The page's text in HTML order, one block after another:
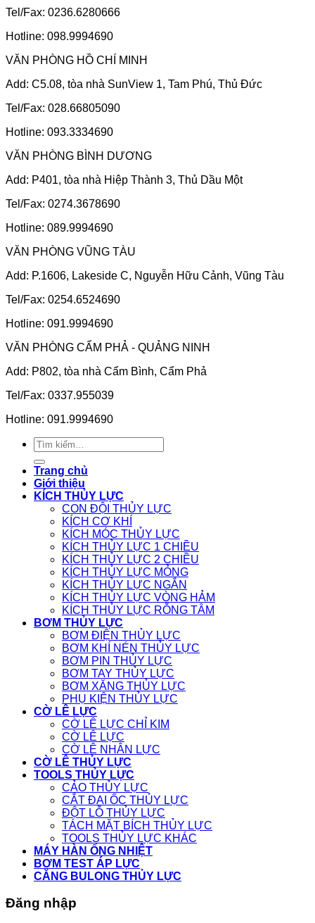
Tel/Fax: 0236.6280666
Hotline: 098.9994690
VĂN PHÒNG HỒ CHÍ MINH
Add: C5.08, tòa nhà SunView 1, Tam Phú, Thủ Đức
Tel/Fax: 028.66805090
Hotline: 093.3334690
VĂN PHÒNG BÌNH DƯƠNG
Add: P401, tòa nhà Hiệp Thành 3, Thủ Dầu Một
Tel/Fax: 0274.3678690
Hotline: 089.9994690
VĂN PHÒNG VŨNG TÀU
Add: P.1606, Lakeside C, Nguyễn Hữu Cảnh, Vũng Tàu
Tel/Fax: 0254.6524690
Hotline: 091.9994690
VĂN PHÒNG CẨM PHẢ - QUẢNG NINH
Add: P802, tòa nhà Cẩm Bình, Cẩm Phả
Tel/Fax: 0337.955039
Hotline: 091.9994690
Tìm
kiếm:
Trang chủ
Giới thiệu
KÍCH THỦY LỰC
CON ĐỘI THỦY LỰC
KÍCH CƠ KHÍ
KÍCH MÓC THỦY LỰC
KÍCH THỦY LỰC 1 CHIỀU
KÍCH THỦY LỰC 2 CHIỀU
KÍCH THỦY LỰC MỎNG
KÍCH THỦY LỰC NGẮN
KÍCH THỦY LỰC VÒNG HẢM
KÍCH THỦY LỰC RỖNG TÂM
BƠM THỦY LỰC
BƠM ĐIỆN THỦY LỰC
BƠM KHÍ NÉN THỦY LỰC
BƠM PIN THỦY LỰC
BƠM TAY THỦY LỰC
BƠM XĂNG THỦY LỰC
PHỤ KIỆN THỦY LỰC
CỜ LÊ LỰC
CỜ LÊ LỰC CHỈ KIM
CỜ LÊ LỰC
CỜ LÊ NHÂN LỰC
CỜ LÊ THỦY LỰC
TOOLS THỦY LỰC
CẢO THỦY LỰC
CẮT ĐAI ỐC THỦY LỰC
ĐỘT LỖ THỦY LỰC
TÁCH MẶT BÍCH THỦY LỰC
TOOLS THỦY LỰC KHÁC
MÁY HÀN ỐNG NHIỆT
BƠM TEST ÁP LỰC
CĂNG BULONG THỦY LỰC
Đăng nhập